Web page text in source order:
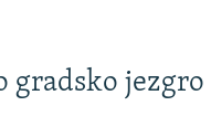
gradsko jezgro